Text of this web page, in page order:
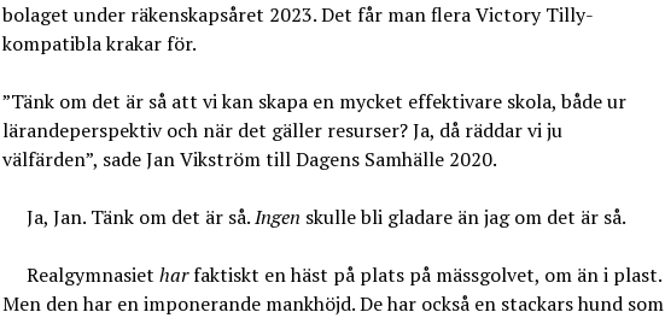
bolaget under räkenskapsåret 2023. Det får man flera Victory Tilly-
kompatibla krakar för.
”Tänk om det är så att vi kan skapa en mycket effektivare skola, både ur
lärandeperspektiv och när det gäller resurser? Ja, då räddar vi ju
välfärden”, sade Jan Vikström till Dagens Samhälle 2020.
Ja, Jan. Tänk om det är så.Ingen skulle bli gladare än jag om det är så.
Realgymnasiet harfaktiskt en häst på plats på mässgolvet, om än i plast.
Men den har en imponerande mankhöjd. De har också en stackars hund som